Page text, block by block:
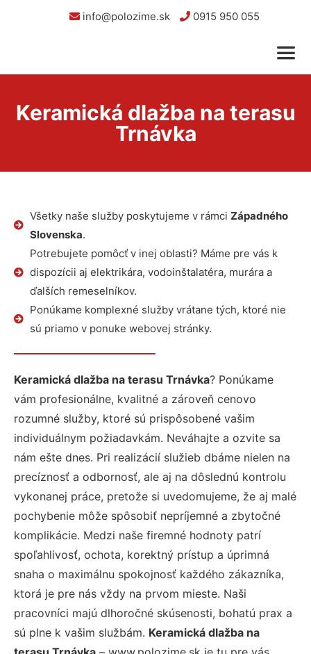
info@polozime.sk 0915 950 055
Keramická dlažba na terasu
Trnávka
Všetky naše služby poskytujeme v rámci Západného
Slovenska.
Potrebujete pomôcť v inej oblasti? Máme pre vás k
dispozícii aj elektrikára, vodoinštalatéra, murára a
ďalších remeselníkov.
Ponúkame komplexné služby vrátane tých, ktoré nie
sú priamo v ponuke webovej stránky.
Keramická dlažba na terasu Trnávka? Ponúkame
vám profesionálne, kvalitné a zároveň cenovo
rozumné služby, ktoré sú prispôsobené vašim
individuálnym požiadavkám. Neváhajte a ozvite sa
nám ešte dnes. Pri realizácií služieb dbáme nielen na
precíznosť a odbornosť, ale aj na dôslednú kontrolu
vykonanej práce, pretože si uvedomujeme, že aj malé
pochybenie môže spôsobiť nepríjemné a zbytočné
komplikácie. Medzi naše firemné hodnoty patrí
spoľahlivosť, ochota, korektný prístup a úprimná
snaha o maximálnu spokojnosť každého zákazníka,
ktorá je pre nás vždy na prvom mieste. Naši
pracovníci majú dlhoročné skúsenosti, bohatú prax a
sú plne k vašim službám. Keramická dlažba na